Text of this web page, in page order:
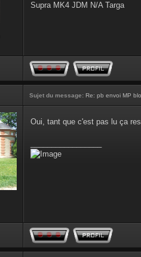
Supra MK4 JDM N/A Targa
Sujet du message: Re: pb envoi MP
Oui, tant que c'est pas lu ça